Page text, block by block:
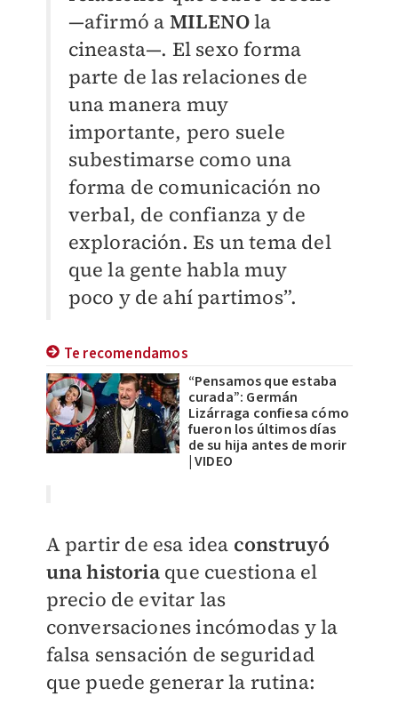
—afirmó a MILENOla
cineasta—. El sexo forma
parte de las relaciones de
una manera muy
importante, pero suele
subestimarse como una
forma de comunicación no
verbal, de confianza y de
exploración. Es un tema del
que la gente habla muy
poco y de ahí partimos”.
Te recomendamos
“Pensamos que estaba
curada”: Germán
Lizárraga confiesa cómo
fueron los últimos días
de su hija antes de morir
| VIDEO
A partir de esa idea construyó
una historiaque cuestiona el
precio de evitar las
conversaciones incómodas y la
falsa sensación de seguridad
que puede generar la rutina: